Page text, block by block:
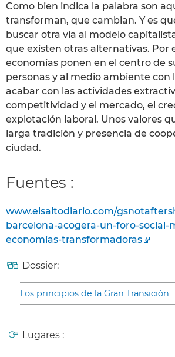
Como bien indica la palabra son
transforman, que cambian. Y es
buscar otra vía al modelo
que existen otras alternativas. Por
economías ponen en el centro de
personas y al medio ambiente con
acabar con las actividades
competitividad y el mercado, el
explotación laboral. Unos valores
larga tradición y presencia de
ciudad.
Fuentes :
www.elsaltodiario.com/
barcelona-acogera-un-foro-social-
economias-transformadoras
Dossier:
Los principios de la Gran Transición
Lugares :